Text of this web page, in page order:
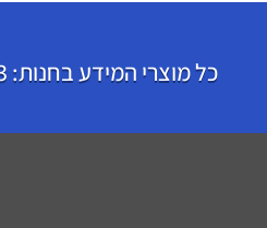
כל מוצרי המידע בחנות: 3 +1 מתנה